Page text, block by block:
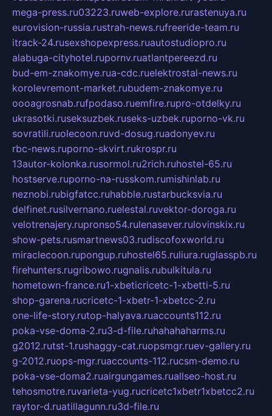
mega-press.ru03223.ruweb-explore.rurastenuya.ru
eurovision-russia.rustrah-news.rufreeride-team.ru
itrack-24.rusexshopexpress.ruautostudiopro.ru
alabuga-cityhotel.rupornv.ruatlantpereezd.ru
bud-em-znakomye.rua-cdc.ruelektrostal-news.ru
korolevremont-market.rubudem-znakomye.ru
oooagrosnab.rufpodaso.ruemfire.rupro-otdelky.ru
ukrasotki.ruseksuzbek.ruseks-uzbek.ruporno-vk.ru
sovratili.ruolecoon.ruvd-dosug.ruadonyev.ru
rbc-news.ruporno-skvirt.rukrospr.ru
13autor-kolonka.rusormol.ru2rich.ruhostel-65.ru
hostserve.ruporno-na-russkom.rumishinlab.ru
neznobi.rubigfatcc.ruhabble.rustarbucksvia.ru
delfinet.rusilvernano.ruelestal.ruvektor-doroga.ru
velotrenajery.rupronso54.rulenasever.rulovinskix.ru
show-pets.rusmartnews03.rudiscofoxworld.ru
miraclecoon.rupongup.ruhostel65.ruliura.ruglasspb.ru
firehunters.rugribowo.rugnalis.rubulkitula.ru
hometown-france.ru1-xbeticricetc-1-xbetti-5.ru
shop-garena.rucricetc-1-xbetr-1-xbetcc-2.ru
one-life-story.rutop-halyava.ruaccounts112.ru
poka-vse-doma-2.ru3-d-file.ruhahahaharms.ru
g2012.rutst-1.rushaggy-cat.ruopsmgr.ruev-gallery.ru
g-2012.ruops-mgr.ruaccounts-112.rucsm-demo.ru
poka-vse-doma2.ruairgungames.ruallseo-host.ru
tehosmotre.ruvarieta-yug.rucricetc1xbetr1xbetcc2.ru
raytor-d.ruatillagunn.ru3d-file.ru